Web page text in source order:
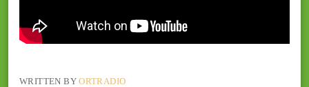
WRITTEN BYORTRADIO